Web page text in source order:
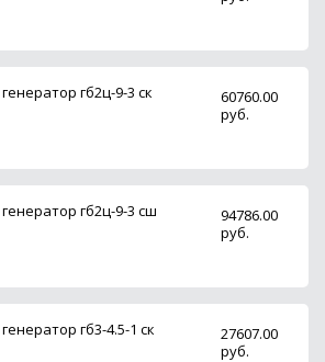
генератор гб2ц-9-3 ск
60760.00
руб.
генератор гб2ц-9-3 сш
94786.00
руб.
генератор гб3-4.5-1 ск
27607.00
руб.